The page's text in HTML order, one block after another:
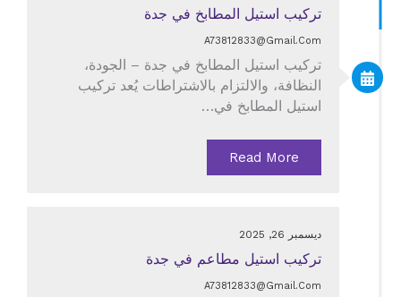
تركيب استيل المطابخ في جدة
A73812833@gmail.com
تركيب استيل المطابخ في جدة – الجودة،
النظافة، والالتزام بالاشتراطات يُعد تركيب
استيل المطابخ في…
Read More
ديسمبر 26, 2025
تركيب استيل مطاعم في جدة
A73812833@gmail.com